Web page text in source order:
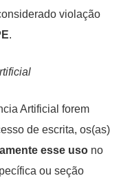
violação
.
Artificial forem
de escrita, os(as)
esse uso no
ou seção